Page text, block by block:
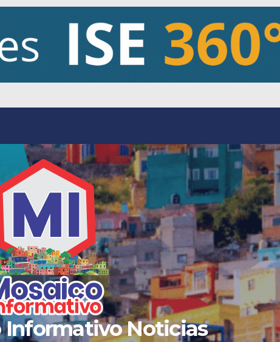
Informativo Noticias